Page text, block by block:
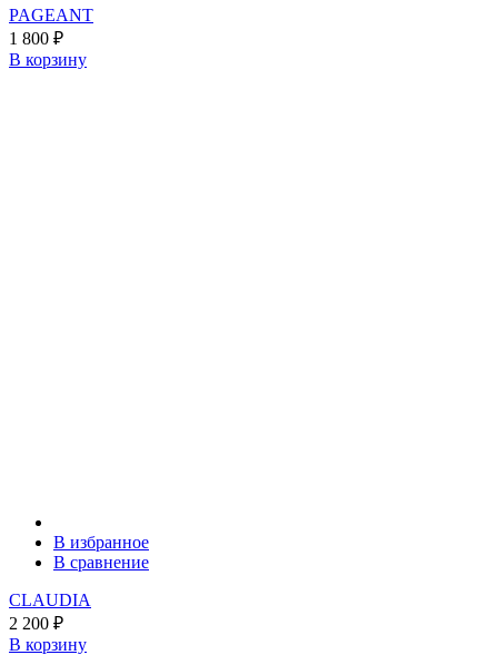
PAGEANT
1 800 ₽
В корзину
В избранное
В сравнение
CLAUDIA
2 200 ₽
В корзину